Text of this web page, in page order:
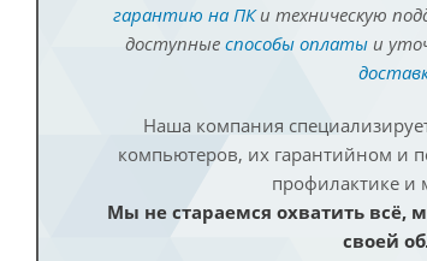
гарантию на ПКи техническую
доступные способы оплатыи
Наша компания
компьютеров, их гарантийном и
профилактике и
Мы не стараемся охватить
своей